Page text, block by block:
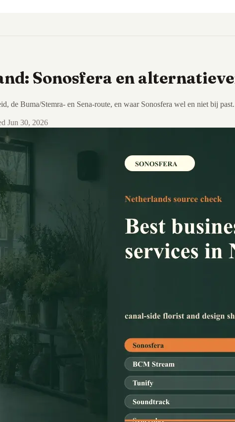
Sonosfera en
Buma/Stemra- en Sena-route, en waar Sonosfera wel en niet bij past.
Jun 30, 2026